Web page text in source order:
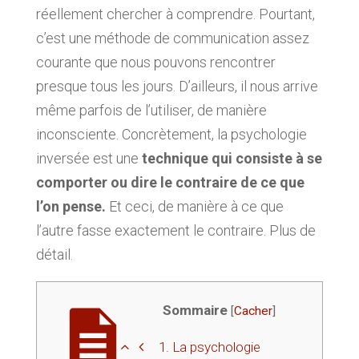
réellement chercher à comprendre. Pourtant,
c’est une méthode de communication assez
courante que nous pouvons rencontrer
presque tous les jours. D’ailleurs, il nous arrive
même parfois de l’utiliser, de manière
inconsciente. Concrètement, la psychologie
inversée est une technique qui consiste à se
comporter ou dire le contraire de ce que
l’on pense. Et ceci, de manière à ce que
l’autre fasse exactement le contraire. Plus de
détail.
Sommaire [Cacher]
1. La psychologie